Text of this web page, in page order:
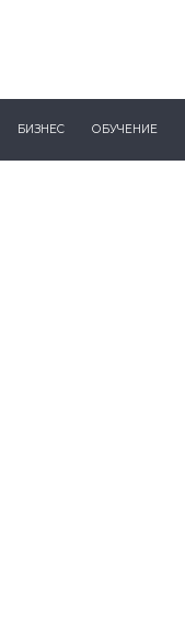
БИЗНЕС ОБУЧЕНИЕ